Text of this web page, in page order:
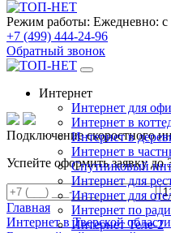
Режим работы: Ежедневно: с
+7 (499) 444-24-96
Обратный звонок
Интернет
Интернет для
Интернет в
Интернет в
Интернет в
Спутниковый
Интернет для
Интернет для
Интернет по
Интернет Теле-2
Подключение скоростного
Успейте оформить заявку до
Главная
Интернет в Тверской области